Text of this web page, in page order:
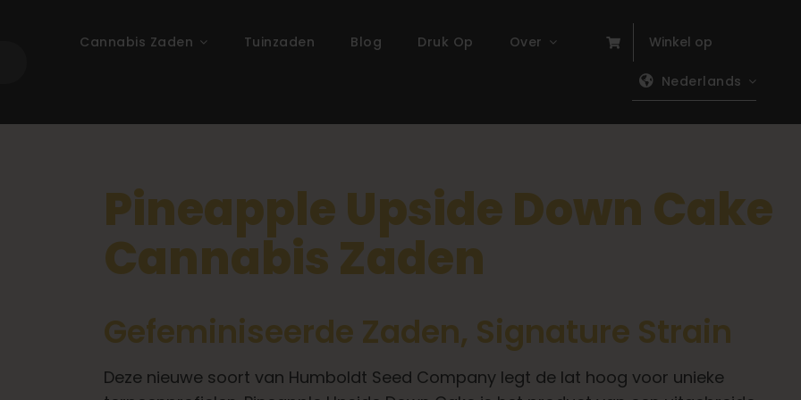
Cannabis Zaden Tuinzaden Blog Druk Op Over Winkel op
Nederlands
Pineapple Upside Down Cake
Cannabis Zaden
Gefeminiseerde Zaden, Signature Strain
Deze nieuwe soort van Humboldt Seed Company legt de lat hoog voor unieke